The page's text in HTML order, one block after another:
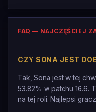
FAQ — NAJCZĘŚCIEJ
CZY SONA JEST
Tak, Sona jest w tej
53.82% w patchu 16.6.
na tej roli. Najlepsi